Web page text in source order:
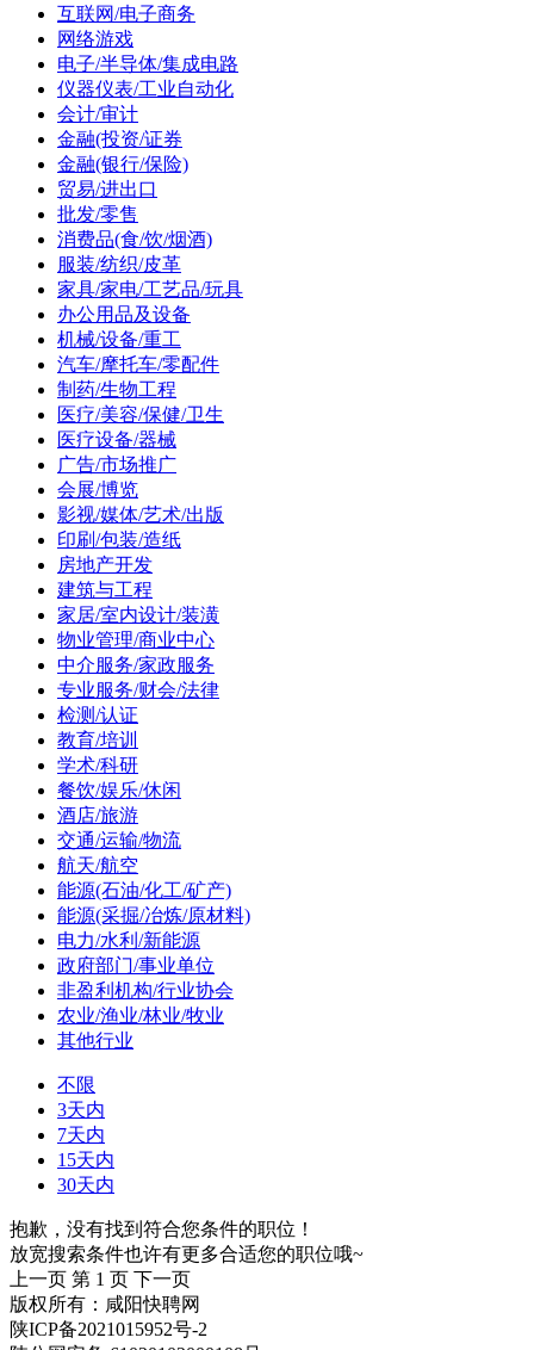
互联网/电子商务
网络游戏
电子/半导体/集成电路
仪器仪表/工业自动化
会计/审计
金融(投资/证券
金融(银行/保险)
贸易/进出口
批发/零售
消费品(食/饮/烟酒)
服装/纺织/皮革
家具/家电/工艺品/玩具
办公用品及设备
机械/设备/重工
汽车/摩托车/零配件
制药/生物工程
医疗/美容/保健/卫生
医疗设备/器械
广告/市场推广
会展/博览
影视/媒体/艺术/出版
印刷/包装/造纸
房地产开发
建筑与工程
家居/室内设计/装潢
物业管理/商业中心
中介服务/家政服务
专业服务/财会/法律
检测/认证
教育/培训
学术/科研
餐饮/娱乐/休闲
酒店/旅游
交通/运输/物流
航天/航空
能源(石油/化工/矿产)
能源(采掘/冶炼/原材料)
电力/水利/新能源
政府部门/事业单位
非盈利机构/行业协会
农业/渔业/林业/牧业
其他行业
不限
3天内
7天内
15天内
30天内
抱歉，没有找到符合您条件的职位！
放宽搜索条件也许有更多合适您的职位哦~
上一页 第 1 页 下一页
版权所有：咸阳快聘网
陕ICP备2021015952号-2